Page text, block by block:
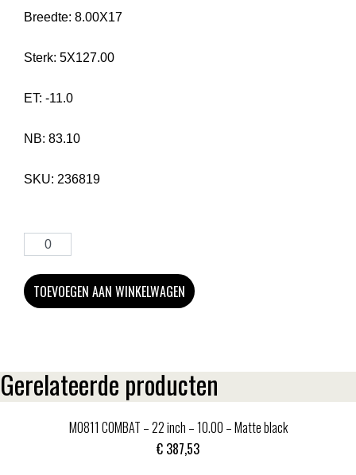
Breedte: 8.00X17
Sterk: 5X127.00
ET: -11.0
NB: 83.10
SKU: 236819
TOEVOEGEN AAN WINKELWAGEN
Gerelateerde producten
MO811 COMBAT – 22 inch – 10.00 – Matte black
€ 387,53